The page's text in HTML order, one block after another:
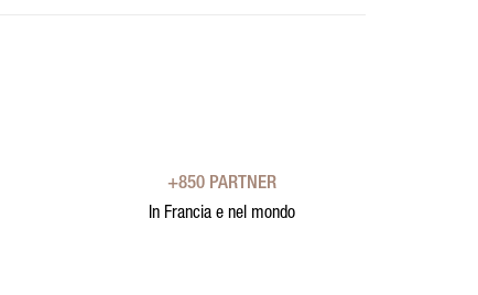
+850 PARTNER
In Francia e nel mondo